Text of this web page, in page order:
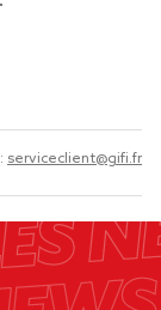
serviceclient@gifi.fr